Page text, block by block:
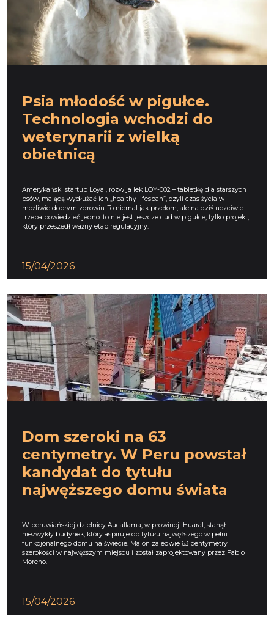
Psia młodość w pigułce.
Technologia wchodzi do
weterynarii z wielką
obietnicą
Amerykański startup Loyal, rozwija lek LOY-002 – tabletkę dla starszych
psów, mającą wydłużać ich „healthy lifespan”, czyli czas życia w
możliwie dobrym zdrowiu. To niemal jak przełom, ale na dziś uczciwie
trzeba powiedzieć jedno: to nie jest jeszcze cud w pigułce, tylko projekt,
który przeszedł ważny etap regulacyjny.
15/04/2026
Dom szeroki na 63
centymetry. W Peru powstał
kandydat do tytułu
najwęższego domu świata
W peruwiańskiej dzielnicy Aucallama, w prowincji Huaral, stanął
niezwykły budynek, który aspiruje do tytułu najwęższego w pełni
funkcjonalnego domu na świecie. Ma on zaledwie 63 centymetry
szerokości w najwęższym miejscu i został zaprojektowany przez Fabio
Moreno.
15/04/2026